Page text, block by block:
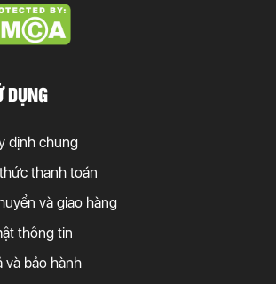
DỤNG
định chung
thanh toán
và giao hàng
thông tin
và bảo hành